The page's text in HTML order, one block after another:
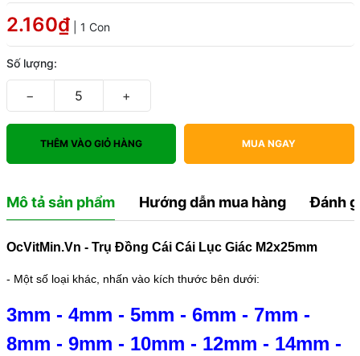
2.160₫ | 1 Con
Số lượng:
− +
THÊM VÀO GIỎ HÀNG MUA NGAY
Mô tả sản phẩm Hướng dẫn mua hàng Đánh
OcVitMin.Vn - Trụ Đồng Cái Cái Lục Giác M2x25mm
- Một số loại khác, nhấn vào kích thước bên dưới:
3mm - 4mm - 5mm - 6mm - 7mm -
8mm - 9mm - 10mm - 12mm - 14mm -